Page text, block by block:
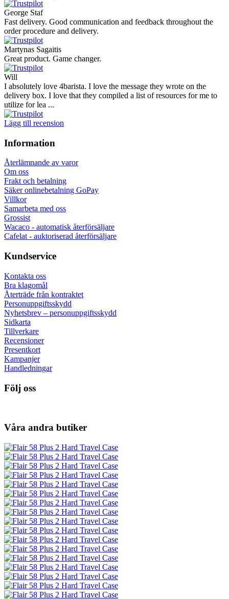
George Staf
Fast delivery. Good communication and feedback throughout the
order procedure and delivery.
Martynas Sagaitis
Great product. Game changer.
Will
I absolutely love 4barista. I love the message they wrote on the
delivery box. I love that they compiled a list of resources for me to
utilize for lea ...
Lägg till recension
Information
Återlämnande av varor
Om oss
Frakt och betalning
Säker onlinebetalning GoPay
Villkor
Samarbeta med oss
Grossist
Wacaco - automatisk återförsäljare
Cafelat - auktoriserad återförsäljare
Kundservice
Kontakta oss
Bra klagomål
Återträde från kontraktet
Personuppgiftsskydd
Nyhetsbrev – personuppgiftsskydd
Sidkarta
Tillverkare
Recensioner
Presentkort
Kampanjer
Handledningar
Följ oss
Våra andra butiker